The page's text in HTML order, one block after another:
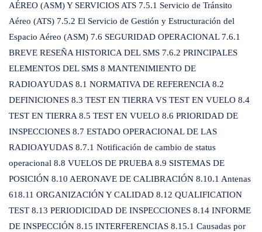
AÉREO (ASM) Y SERVICIOS ATS 7.5.1 Servicio de Tránsito
Aéreo (ATS) 7.5.2 El Servicio de Gestión y Estructuración del
Espacio Aéreo (ASM) 7.6 SEGURIDAD OPERACIONAL 7.6.1
BREVE RESEÑA HISTORICA DEL SMS 7.6.2 PRINCIPALES
ELEMENTOS DEL SMS 8 MANTENIMIENTO DE
RADIOAYUDAS 8.1 NORMATIVA DE REFERENCIA 8.2
DEFINICIONES 8.3 TEST EN TIERRA VS TEST EN VUELO 8.4
TEST EN TIERRA 8.5 TEST EN VUELO 8.6 PRIORIDAD DE
INSPECCIONES 8.7 ESTADO OPERACIONAL DE LAS
RADIOAYUDAS 8.7.1 Notificación de cambio de status
operacional 8.8 VUELOS DE PRUEBA 8.9 SISTEMAS DE
POSICIÓN 8.10 AERONAVE DE CALIBRACIÓN 8.10.1 Antenas
618.11 ORGANIZACIÓN Y CALIDAD 8.12 QUALIFICATION
TEST 8.13 PERIODICIDAD DE INSPECCIONES 8.14 INFORME
DE INSPECCIÓN 8.15 INTERFERENCIAS 8.15.1 Causadas por